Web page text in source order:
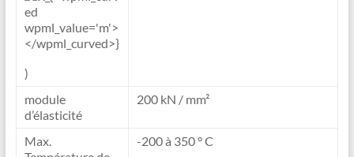
)
module
d’élasticité
200 kN / mm²
Max.
-200 à 350 ° C